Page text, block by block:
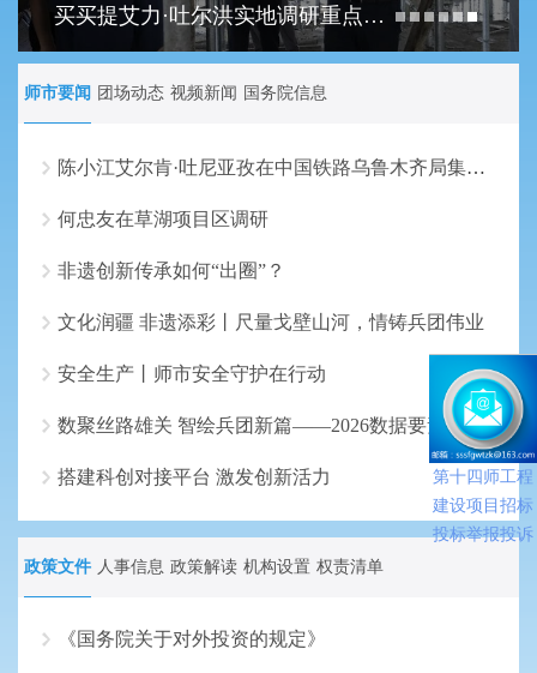
第十四师工程
建设项目招标
投标举报投诉
买买提艾力·吐尔洪实地调研重点项目建设工作
师市要闻 团场动态 视频新闻 国务院信息
陈小江艾尔肯·吐尼亚孜在中国铁路乌鲁木齐局集团走访调研
何忠友在草湖项目区调研
非遗创新传承如何“出圈”？
文化润疆 非遗添彩丨尺量戈壁山河，情铸兵团伟业
安全生产丨师市安全守护在行动
数聚丝路雄关 智绘兵团新篇——2026数据要素×”大赛兵团分赛初赛即将鸣锣
搭建科创对接平台 激发创新活力
政策文件 人事信息 政策解读 机构设置 权责清单
《国务院关于对外投资的规定》